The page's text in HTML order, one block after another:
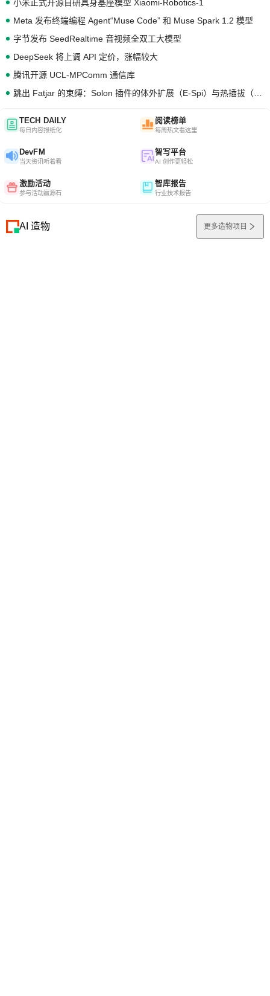
小米正式开源自研具身基座模型 Xiaomi-Robotics-1
Meta 发布终端编程 Agent“Muse Code” 和 Muse Spark 1.2 模型
字节发布 SeedRealtime 音视频全双工大模型
DeepSeek 将上调 API 定价，涨幅较大
腾讯开源 UCL-MPComm 通信库
TECH DAILY
每日内容报纸化
阅读榜单
每周热文看这里
DevFM
当天资讯听着看
智写平台
AI 创作更轻松
激励活动
参与活动赢源石
智库报告
行业技术报告
AI 造物 更多造物项目